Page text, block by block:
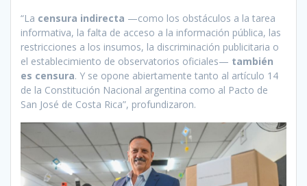
“La censura indirecta —como los obstáculos a la tarea
informativa, la falta de acceso a la información pública, las
restricciones a los insumos, la discriminación publicitaria o
el establecimiento de observatorios oficiales— también
es censura. Y se opone abiertamente tanto al artículo 14
de la Constitución Nacional argentina como al Pacto de
San José de Costa Rica”, profundizaron.